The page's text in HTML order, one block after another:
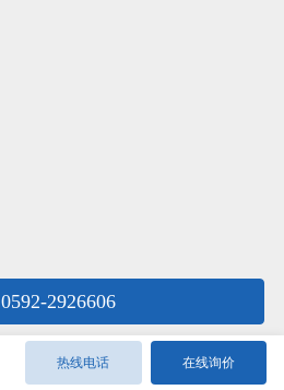
0592-2926606
热线电话 在线询价